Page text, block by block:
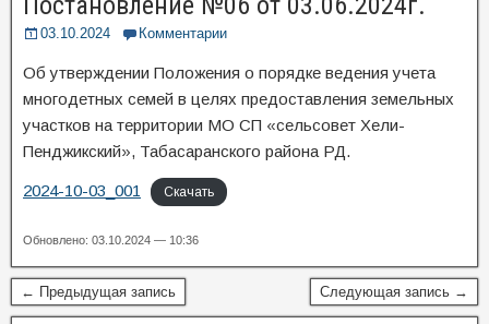
03.10.2024 Комментарии
Об утверждении Положения о порядке ведения учета
многодетных семей в целях предоставления земельных
участков на территории МО СП «сельсовет Хели-
Пенджикский», Табасаранского района РД.
2024-10-03_001 Скачать
Обновлено: 03.10.2024 — 10:36
← Предыдущая запись Следующая запись →